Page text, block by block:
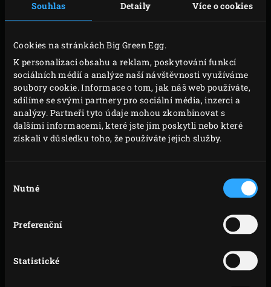
Souhlas Detaily Více o cookies
Cookies na stránkách Big Green Egg.
K personalizaci obsahu a reklam, poskytování funkcí
sociálních médií a analýze naší návštěvnosti využíváme
soubory cookie. Informace o tom, jak náš web používáte,
sdílíme se svými partnery pro sociální média, inzerci a
analýzy. Partneři tyto údaje mohou zkombinovat s
dalšími informacemi, které jste jim poskytli nebo které
získali v důsledku toho, že používáte jejich služby.
souhlasu
Nutné
Preferenční
Statistické
CÔTE DE BOEUF
Côte de boeuf je skvělý steak, který se připravuje na grilu.
Jednoduše je to ribeye steak, ale s kostí a má stejné